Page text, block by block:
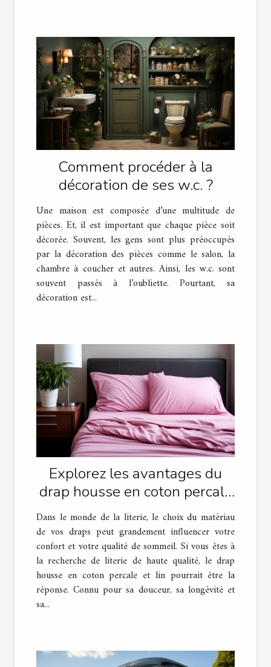
Comment procéder à la
décoration de ses w.c. ?
Une maison est composée d’une multitude de
pièces. Et, il est important que chaque pièce soit
décorée. Souvent, les gens sont plus préoccupés
par la décoration des pièces comme le salon, la
chambre à coucher et autres. Ainsi, les w.c. sont
souvent passés à l’oubliette. Pourtant, sa
décoration est...
Explorez les avantages du
drap housse en coton percale
et lin pour une literie
confortable
Dans le monde de la literie, le choix du matériau
de vos draps peut grandement influencer votre
confort et votre qualité de sommeil. Si vous êtes à
la recherche de literie de haute qualité, le drap
housse en coton percale et lin pourrait être la
réponse. Connu pour sa douceur, sa longévité et
sa...